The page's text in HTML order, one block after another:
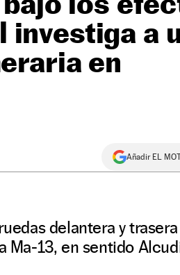
investiga a
en
Añadir EL
delantera y trasera
Ma-13, en sentido